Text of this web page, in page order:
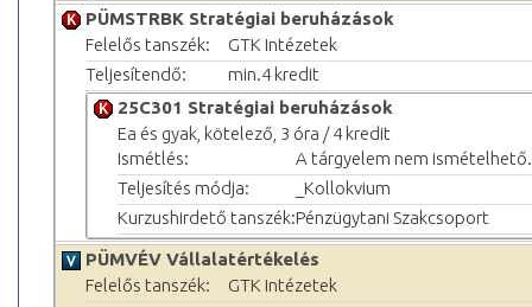
PÜMSTRBK Stratégiai beruházások
Felelős tanszék:
GTK Intézetek
Teljesítendő:
min.4 kredit
25C301 Stratégiai beruházások
Ea és gyak, kötelező, 3 óra / 4 kredit
Ismétlés:
A tárgyelem nem ismételhető.
Teljesítés módja:
_Kollokvium
Kurzushirdető tanszék:Pénzügytani Szakcsoport
PÜMVÉV Vállalatértékelés
Felelős tanszék:
GTK Intézetek